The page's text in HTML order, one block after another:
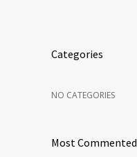
Categories
NO CATEGORIES
Most Commented